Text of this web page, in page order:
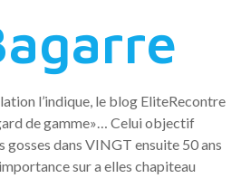
l’indique, le blog EliteRecontre
de gamme»… Celui objectif
dans VINGT ensuite 50 ans
sur a elles chapiteau